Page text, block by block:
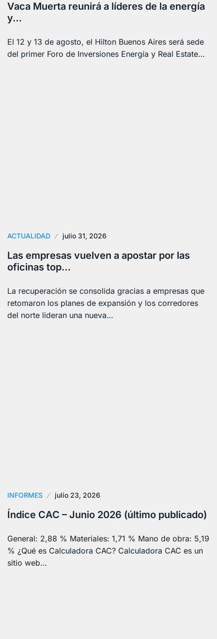
Vaca Muerta reunirá a líderes de la energía
y…
El 12 y 13 de agosto, el Hilton Buenos Aires será sede
del primer Foro de Inversiones Energía y Real Estate…
ACTUALIDAD julio 31, 2026
Las empresas vuelven a apostar por las
oficinas top…
La recuperación se consolida gracias a empresas que
retomaron los planes de expansión y los corredores
del norte lideran una nueva…
INFORMES julio 23, 2026
Índice CAC – Junio 2026 (último publicado)
General: 2,88 % Materiales: 1,71 % Mano de obra: 5,19
% ¿Qué es Calculadora CAC? Calculadora CAC es un
sitio web…